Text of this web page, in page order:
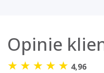
Opinie
★ ★ ★ ★ ★ 4,96